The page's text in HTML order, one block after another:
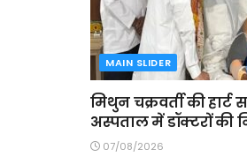
MAIN SLIDER
मिथुन चक्रवर्ती की
अस्पताल में डॉक्टरों की
07/08/2026